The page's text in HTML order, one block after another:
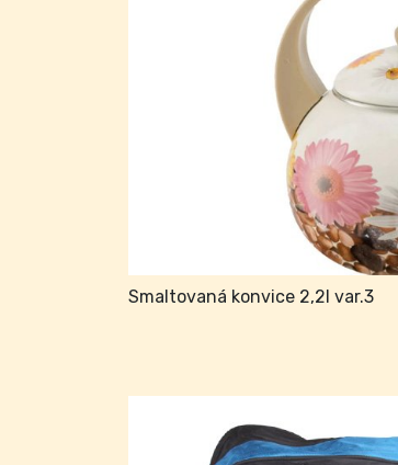
Smaltovaná konvice 2,2l var.3